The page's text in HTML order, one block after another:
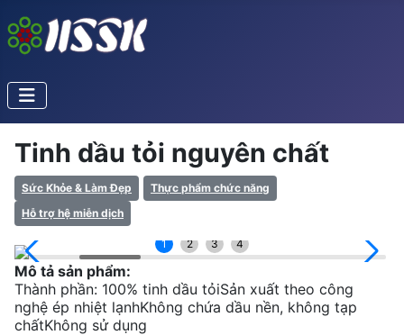
Tinh dầu tỏi nguyên chất
Sức Khỏe & Làm Đẹp
Thực phẩm chức năng
Hỗ trợ hệ miễn dịch
1 2 3 4
Mô tả sản phẩm:
Thành phần: 100% tinh dầu tỏiSản xuất theo công
nghệ ép nhiệt lạnhKhông chứa dầu nền, không tạp
chấtKhông sử dụng